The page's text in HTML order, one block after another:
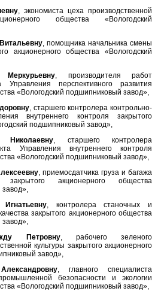
, экономиста цеха производственной
общества «Вологодский
, помощника начальника смены
акционерного общества «Вологодский
, производителя работ
Управления перспективного развития
«Вологодский подшипниковый завод»,
, старшего контролера контрольно-
внутреннего контроля закрытого
подшипниковый завод»,
Николаевну, старшего контролера
Управления внутреннего контроля
«Вологодский подшипниковый завод»,
, приемосдатчика груза и багажа
закрытого акционерного общества
, контролера станочных и
закрытого акционерного общества
Петровну, рабочего зеленого
культуры закрытого акционерного
завод»,
, главного специалиста
безопасности и экологии
«Вологодский подшипниковый завод»,